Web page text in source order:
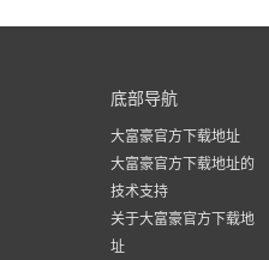
底部导航
大富豪官方下载地址
大富豪官方下载地址的
技术支持
关于大富豪官方下载地
址